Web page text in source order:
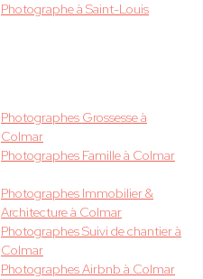
Photographe à Saint-Louis
Photographes Grossesse à
Colmar
Photographes Famille à Colmar
Photographes Immobilier &
Architecture à Colmar
Photographes Suivi de chantier à
Colmar
Photographes Airbnb à Colmar